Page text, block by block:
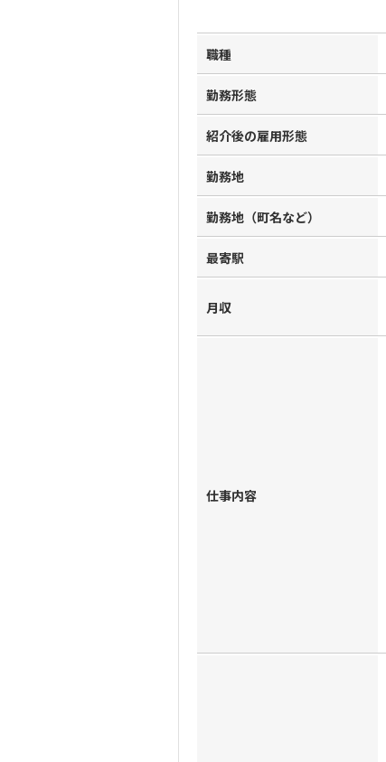
職種
勤務形態
紹介後の雇用形態
勤務地
勤務地（町名など）
最寄駅
月収
仕事内容